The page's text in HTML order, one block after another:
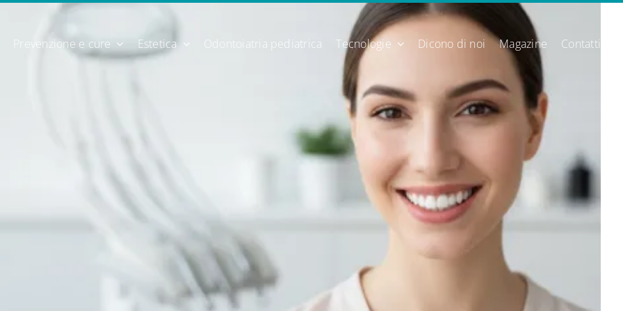
Prevenzione e cure Estetica Odontoiatria pediatrica Tecnologie Dicono di noi Magazine Contatti